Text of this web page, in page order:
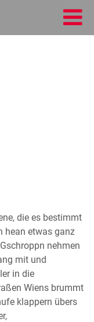
die es bestimmt
hean etwas ganz
nehmen
mit und
in die
Wiens brummt
klappern übers